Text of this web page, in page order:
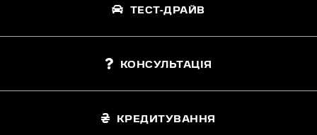
ТЕСТ-ДРАЙВ
КОНСУЛЬТАЦІЯ
КРЕДИТУВАННЯ